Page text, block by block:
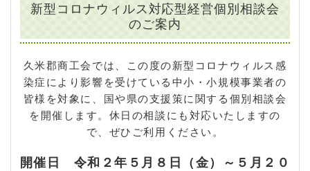
新型コロナウィルス対応型経営個別相談会
のご案内
久米郡商工会では、この度の新型コロナウィルス感
染症により影響を受けている中小・小規模事業者の
皆様を対象に、国や県の支援策に関する個別相談会
を開催します。休日の相談にも対応いたしますの
で、ぜひご利用ください。
開催日 令和２年５月８日（金）～５月２０